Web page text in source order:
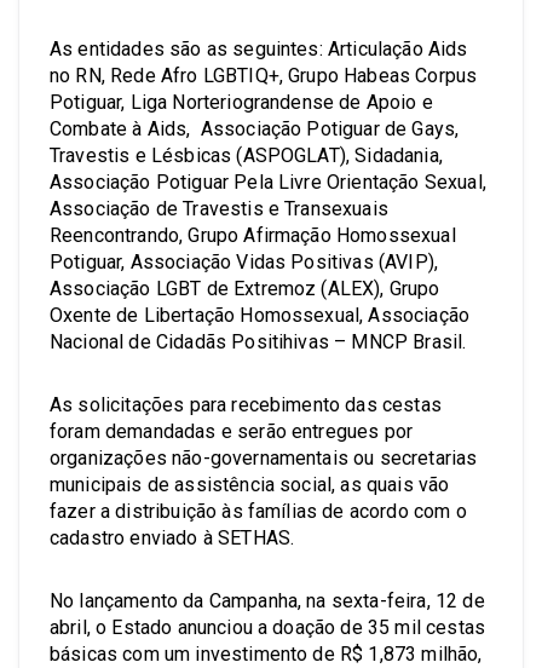
As entidades são as seguintes: Articulação Aids
no RN, Rede Afro LGBTIQ+, Grupo Habeas Corpus
Potiguar, Liga Norteriograndense de Apoio e
Combate à Aids, Associação Potiguar de Gays,
Travestis e Lésbicas (ASPOGLAT), Sidadania,
Associação Potiguar Pela Livre Orientação Sexual,
Associação de Travestis e Transexuais
Reencontrando, Grupo Afirmação Homossexual
Potiguar, Associação Vidas Positivas (AVIP),
Associação LGBT de Extremoz (ALEX), Grupo
Oxente de Libertação Homossexual, Associação
Nacional de Cidadãs Positihivas – MNCP Brasil.
As solicitações para recebimento das cestas
foram demandadas e serão entregues por
organizações não-governamentais ou secretarias
municipais de assistência social, as quais vão
fazer a distribuição às famílias de acordo com o
cadastro enviado à SETHAS.
No lançamento da Campanha, na sexta-feira, 12 de
abril, o Estado anunciou a doação de 35 mil cestas
básicas com um investimento de R$ 1,873 milhão,